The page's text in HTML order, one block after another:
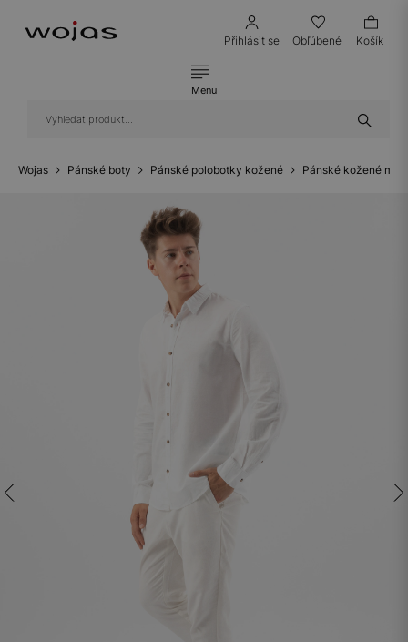
Přihlásit se Obľúbené Košík
Menu
Wojas Pánské boty Pánské polobotky kožené Pánské kožené